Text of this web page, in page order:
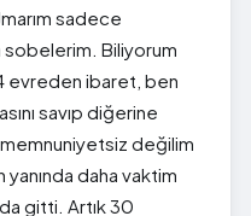
sadece
sobelerim. Biliyorum
evreden ibaret, ben
savıp diğerine
değilim
yanında daha vaktim
gitti. Artık 30